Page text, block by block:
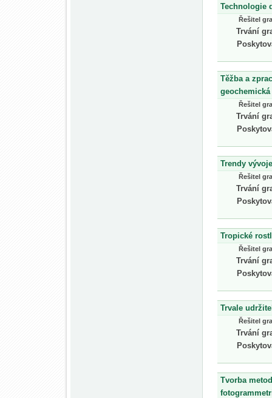
Technologie
Řešitel
Trvání
Těžba a
Řešitel
Trvání
Trendy
Řešitel
Trvání
Tropické
Řešitel
Trvání
Trvale
Řešitel
Trvání
Tvorba